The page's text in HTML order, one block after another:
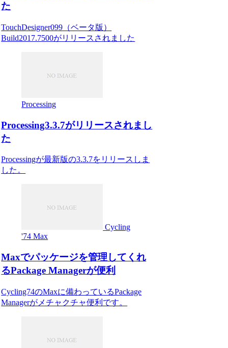
た
TouchDesigner099（ベータ版）
Build2017.7500がリリースされました
Processing
Processing3.3.7がリリースされまし
た
Processingが最新版の3.3.7をリリースしま
した。
Cycling
'74 Max
Maxでパッケージを管理してくれ
るPackage Managerが便利
Cycling74のMaxに備わっているPackage
Managerがメチャクチャ便利です。